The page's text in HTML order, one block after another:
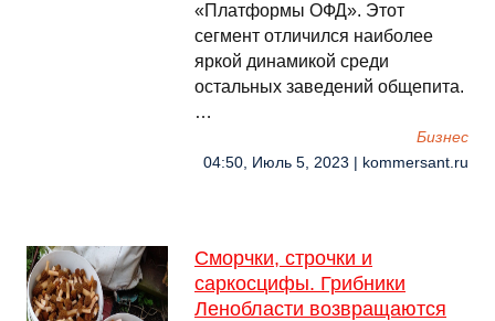
«Платформы ОФД». Этот
сегмент отличился наиболее
яркой динамикой среди
остальных заведений общепита.
…
Бизнес
04:50, Июль 5, 2023 | kommersant.ru
Сморчки, строчки и
саркосцифы. Грибники
Ленобласти возвращаются